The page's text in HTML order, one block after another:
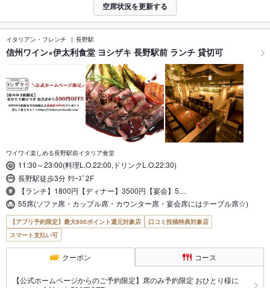
空席状況を更新する
イタリアン・フレンチ 長野駅
信州ワイン×伊太利食堂 ヨシザキ 長野駅前 ランチ 貸切可
ワイワイ楽しめる長野駅前イタリア食堂
11:30～23:00(料理L.O.22:00,ドリンクL.O.22:30)
長野駅徒歩3分 ﾀﾘｰｽﾞ2F
【ランチ】1800円【ディナー】3500円【宴会】5…
55席(ソファ席・カップル席・カウンター席・宴会席にはテーブル席☆)
【アプリ予約限定】最大800ポイント還元対象店
口コミ投稿特典対象店
スマート支払い可
クーポン コース
【公式ホームページからのご予約限定】席のみ予約限定 おひとり様に